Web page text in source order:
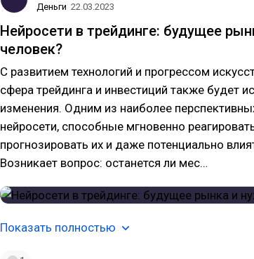
Деньги 22.03.2023
Нейросети в трейдинге: будущее
человек?
С развитием технологий и прогрессом
сфера трейдинга и инвестиций также будет
изменения. Одним из наиболее
нейросети, способные мгновенно
прогнозировать их и даже потенциально
Возникает вопрос: останется ли мес…
Показать полностью